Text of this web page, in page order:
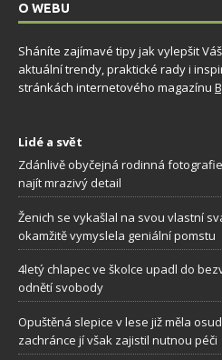
O WEBU
Sháníte zajímavé tipy jak vylepšit
aktuální trendy, praktické rady i
stránkách internetového magazínu
Lidé a svět
Zdánlivě obyčejná rodinná
najít mrazivý detail
Ženich se vykašlal na svou vlastní
okamžitě vymyslela geniální pomstu
4letý chlapec ve školce upadl do
odnětí svobody
Opuštěná slepice v lese již měla
zachránce jí však zajistil nutnou péči